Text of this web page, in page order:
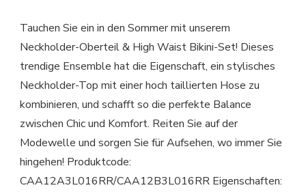
Tauchen Sie ein in den Sommer mit unserem
Neckholder-Oberteil & High Waist Bikini-Set! Dieses
trendige Ensemble hat die Eigenschaft, ein stylisches
Neckholder-Top mit einer hoch taillierten Hose zu
kombinieren, und schafft so die perfekte Balance
zwischen Chic und Komfort. Reiten Sie auf der
Modewelle und sorgen Sie für Aufsehen, wo immer Sie
hingehen! Produktcode:
CAA12A3L016RR/CAA12B3L016RR Eigenschaften: